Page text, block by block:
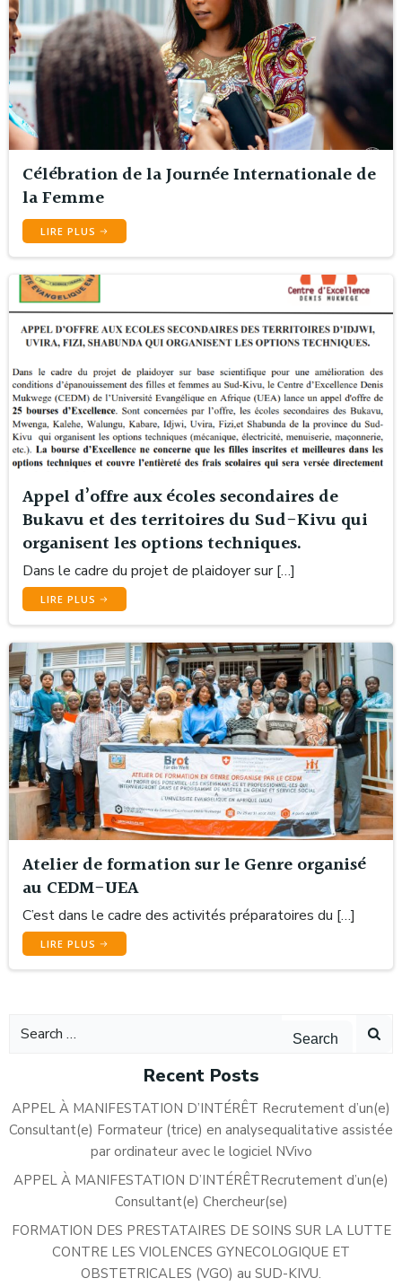
Célébration de la Journée Internationale de
la Femme
LIRE PLUS
Appel d’offre aux écoles secondaires de
Bukavu et des territoires du Sud-Kivu qui
organisent les options techniques.
Dans le cadre du projet de plaidoyer sur […]
LIRE PLUS
Atelier de formation sur le Genre organisé
au CEDM-UEA
C’est dans le cadre des activités préparatoires du […]
LIRE PLUS
Search
Recent Posts
APPEL À MANIFESTATION D’INTÉRÊT Recrutement d’un(e)
Consultant(e) Formateur (trice) en analysequalitative assistée
par ordinateur avec le logiciel NVivo
APPEL À MANIFESTATION D’INTÉRÊTRecrutement d’un(e)
Consultant(e) Chercheur(se)
FORMATION DES PRESTATAIRES DE SOINS SUR LA LUTTE
CONTRE LES VIOLENCES GYNECOLOGIQUE ET
OBSTETRICALES (VGO) au SUD-KIVU.